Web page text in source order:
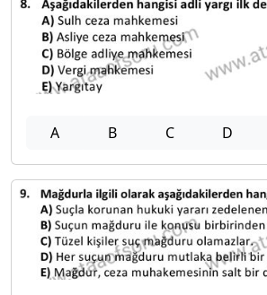
A B C D